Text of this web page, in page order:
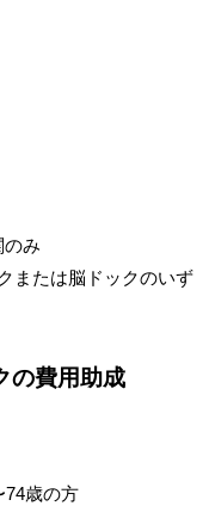
のみ
または脳ドックのいず
の費用助成
74歳の方